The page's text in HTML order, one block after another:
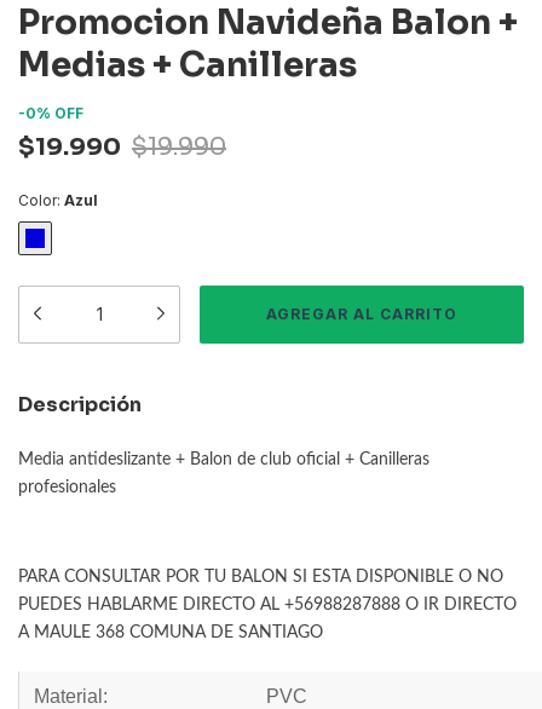
Promocion Navideña Balon +
Medias + Canilleras
-0% OFF
$19.990 $19.990
Color: Azul
Descripción
Media antideslizante + Balon de club oficial + Canilleras
profesionales
PARA CONSULTAR POR TU BALON SI ESTA DISPONIBLE O NO
PUEDES HABLARME DIRECTO AL +56988287888 O IR DIRECTO
A MAULE 368 COMUNA DE SANTIAGO
Material: PVC